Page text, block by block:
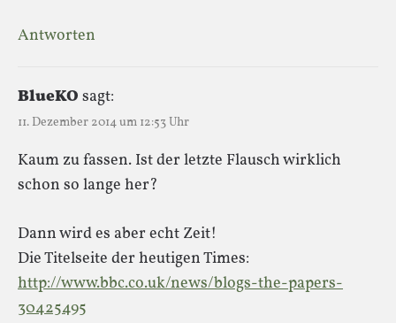
Antworten
BlueKO sagt:
11. Dezember 2014 um 12:53 Uhr
Kaum zu fassen. Ist der letzte Flausch wirklich
schon so lange her?
Dann wird es aber echt Zeit!
Die Titelseite der heutigen Times:
http://www.bbc.co.uk/news/blogs-the-papers-
30425495